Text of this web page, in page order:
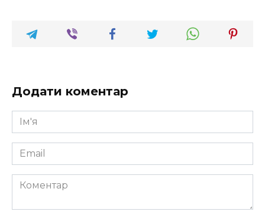
Додати коментар
Ім'я
*
Email
*
Коментар